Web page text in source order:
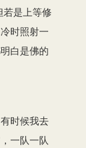
若是上等修
时照射一
白是佛的
时候我去
一队一队